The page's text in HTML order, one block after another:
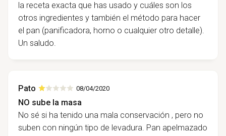
la receta exacta que has usado y cuáles son los
otros ingredientes y también el método para hacer
el pan (panificadora, horno o cualquier otro detalle).
Un saludo.
Pato 08/04/2020
NO sube la masa
No sé si ha tenido una mala conservación , pero no
suben con ningún tipo de levadura. Pan apelmazado